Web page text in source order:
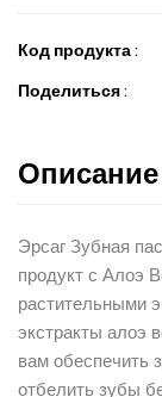
Код продукта :
Поделиться :
Описание
Эрсаг Зубная
продукт с Алоэ
растительными
экстракты алоэ
вам обеспечить
отбелить зубы